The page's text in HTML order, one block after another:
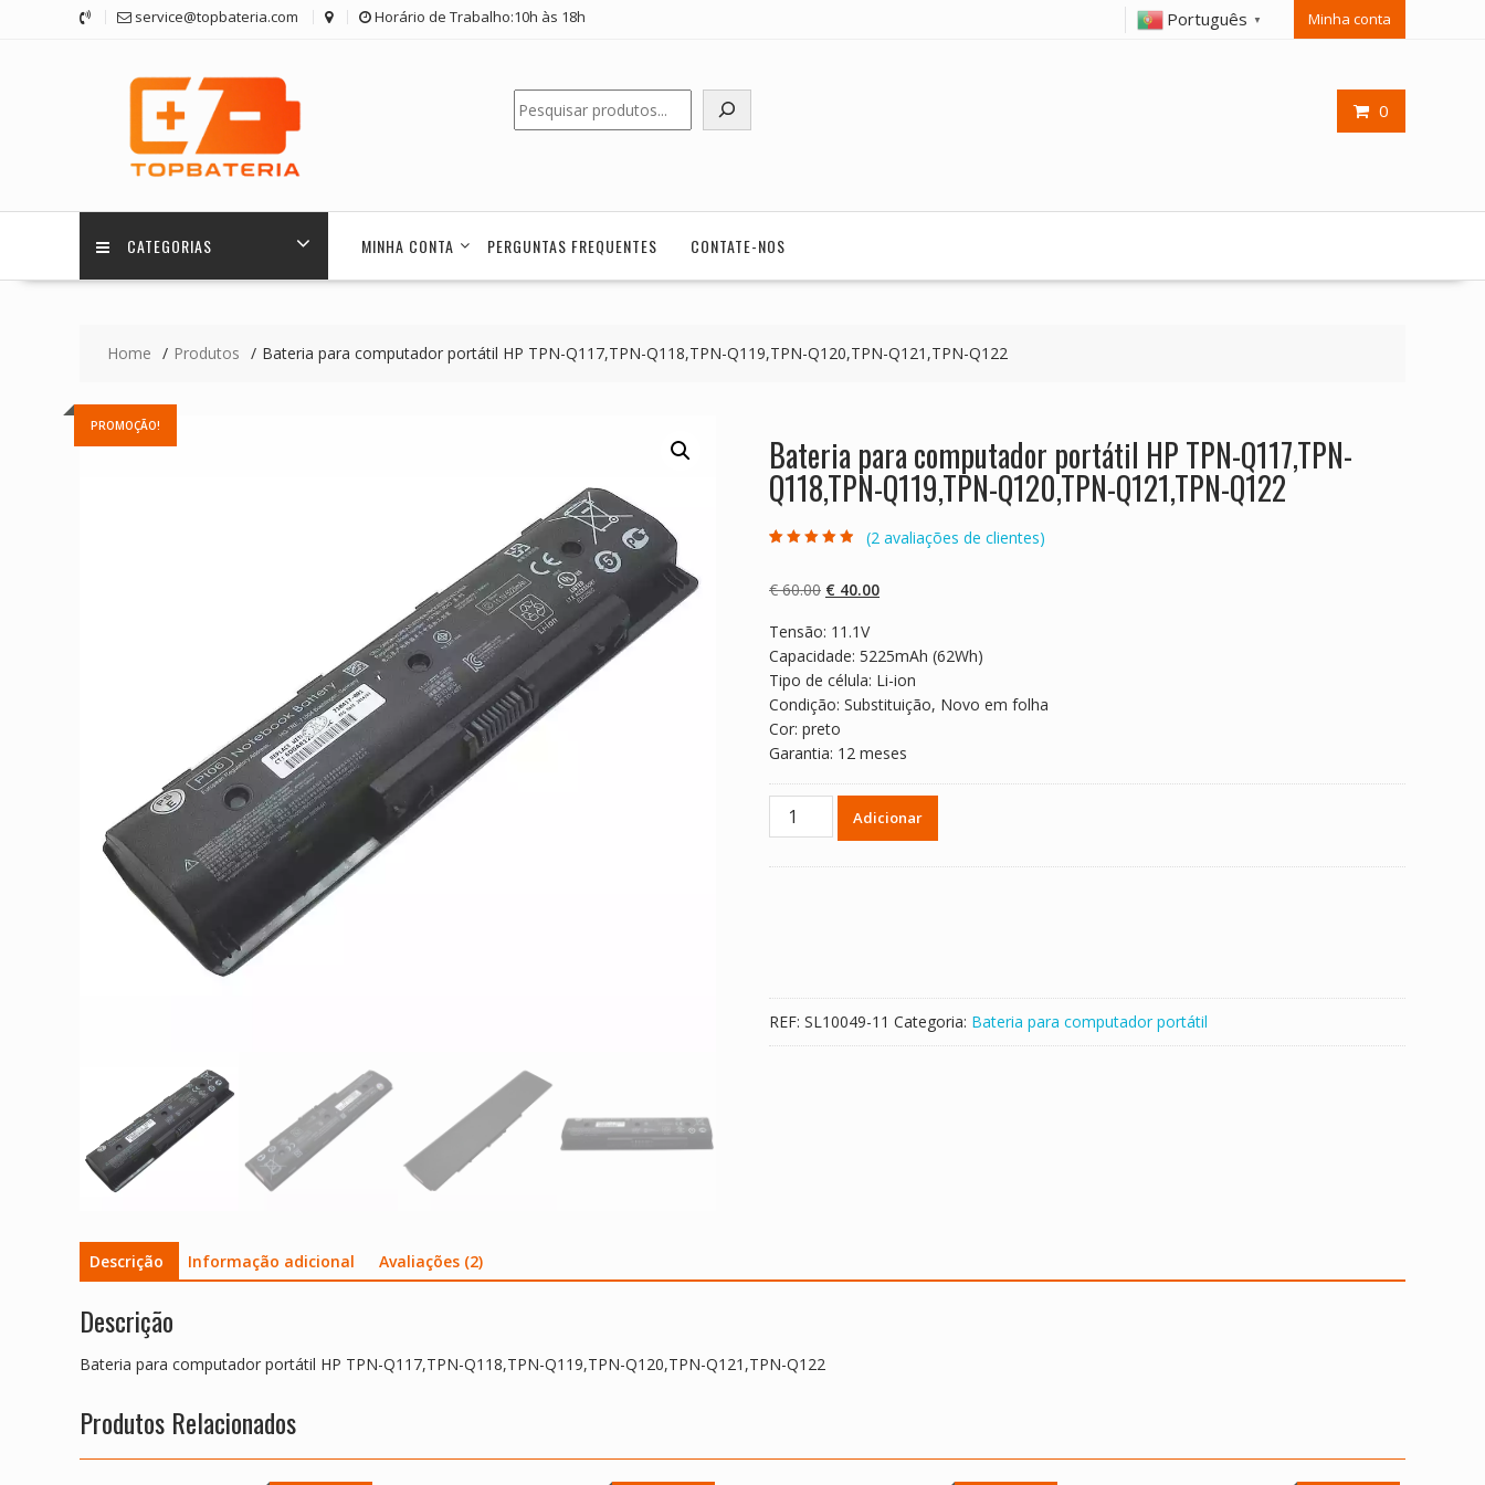
service@topbateria.com Horário de Trabalho:10h às 18h Português ▼ Minha conta
0
Pesquisar
CATEGORIAS MINHA CONTA PERGUNTAS FREQUENTES CONTATE-NOS
Home Produtos Bateria para computador portátil HP TPN-Q117,TPN-Q118,TPN-Q119,TPN-Q120,TPN-Q121,TPN-Q122
PROMOÇÃO!
Bateria para computador portátil HP TPN-Q117,TPN-
Q118,TPN-Q119,TPN-Q120,TPN-Q121,TPN-Q122
5 com base
em
clientes
(2 avaliações de clientes)
€60.00 O
original
era:
€ 60.00.
€ 40.00O
é:
€ 40.00.
Tensão: 11.1V
Capacidade: 5225mAh (62Wh)
Tipo de célula: Li-ion
Condição: Substituição, Novo em folha
Cor: preto
Garantia: 12 meses
Quantidade
Q117,TPN-
Q118,TPN-
Q119,TPN-
Adicionar
REF: SL10049-11 Categoria: Bateria para computador portátil
Descrição Informação adicional Avaliações (2)
Descrição
Bateria para computador portátil HP TPN-Q117,TPN-Q118,TPN-Q119,TPN-Q120,TPN-Q121,TPN-Q122
Produtos Relacionados